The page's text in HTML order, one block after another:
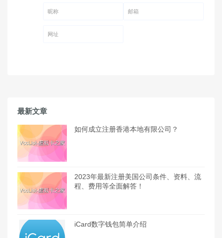
最新文章
如何成立注册香港本地有限公司？
2023年最新注册美国公司条件、资料、流
程、费用等全面解答！
iCard数字钱包简单介绍